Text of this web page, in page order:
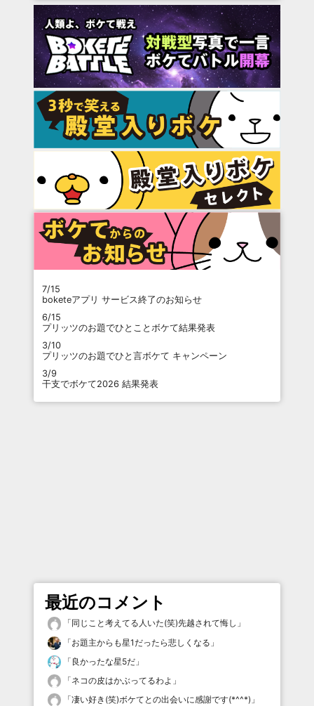
7/15
boketeアプリ サービス終了のお知らせ
6/15
プリッツのお題でひとことボケて結果発表
3/10
プリッツのお題でひと言ボケて キャンペーン
3/9
干支でボケて2026 結果発表
最近のコメント
「同じこと考えてる人いた(笑)先越されて悔し 」
「お題主からも星1だったら悲しくなる 」
「 良かったな星5だ 」
「ネコの皮はかぶってるわよ 」
「凄い好き(笑)ボケてとの出会いに感謝です(*^^*) 」